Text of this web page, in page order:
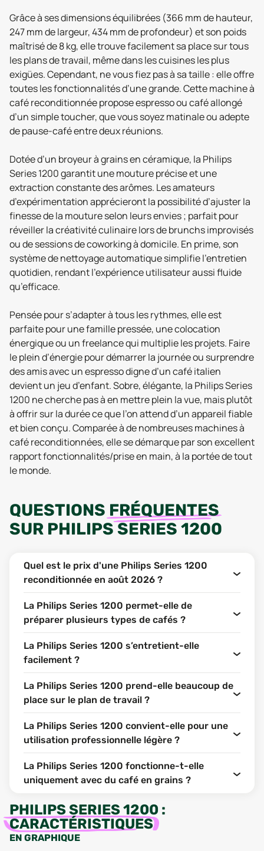
Grâce à ses dimensions équilibrées (366 mm de hauteur,
247 mm de largeur, 434 mm de profondeur) et son poids
maîtrisé de 8 kg, elle trouve facilement sa place sur tous
les plans de travail, même dans les cuisines les plus
exigües. Cependant, ne vous fiez pas à sa taille : elle offre
toutes les fonctionnalités d’une grande. Cette machine à
café reconditionnée propose espresso ou café allongé
d’un simple toucher, que vous soyez matinale ou adepte
de pause-café entre deux réunions.
Dotée d’un broyeur à grains en céramique, la Philips
Series 1200 garantit une mouture précise et une
extraction constante des arômes. Les amateurs
d’expérimentation apprécieront la possibilité d’ajuster la
finesse de la mouture selon leurs envies ; parfait pour
réveiller la créativité culinaire lors de brunchs improvisés
ou de sessions de coworking à domicile. En prime, son
système de nettoyage automatique simplifie l’entretien
quotidien, rendant l’expérience utilisateur aussi fluide
qu’efficace.
Pensée pour s’adapter à tous les rythmes, elle est
parfaite pour une famille pressée, une colocation
énergique ou un freelance qui multiplie les projets. Faire
le plein d’énergie pour démarrer la journée ou surprendre
des amis avec un espresso digne d’un café italien
devient un jeu d’enfant. Sobre, élégante, la Philips Series
1200 ne cherche pas à en mettre plein la vue, mais plutôt
à offrir sur la durée ce que l’on attend d’un appareil fiable
et bien conçu. Comparée à de nombreuses machines à
café reconditionnées, elle se démarque par son excellent
rapport fonctionnalités/prise en main, à la portée de tout
le monde.
QUESTIONS FRÉQUENTES
SUR PHILIPS SERIES 1200
Quel est le prix d'une Philips Series 1200
reconditionnée en août 2026 ?
La Philips Series 1200 permet-elle de
préparer plusieurs types de cafés ?
La Philips Series 1200 s’entretient-elle
facilement ?
La Philips Series 1200 prend-elle beaucoup de
place sur le plan de travail ?
La Philips Series 1200 convient-elle pour une
utilisation professionnelle légère ?
La Philips Series 1200 fonctionne-t-elle
uniquement avec du café en grains ?
PHILIPS SERIES 1200 :
CARACTÉRISTIQUES
EN GRAPHIQUE